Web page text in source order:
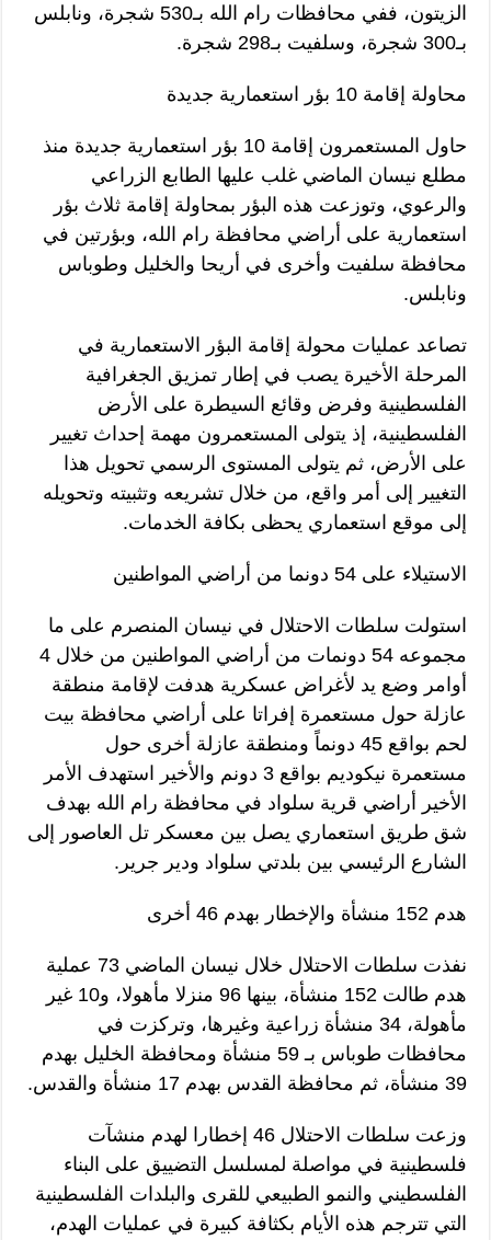
الزيتون، ففي محافظات رام الله بـ530 شجرة، ونابلس
بـ300 شجرة، وسلفيت بـ298 شجرة.
محاولة إقامة 10 بؤر استعمارية جديدة
حاول المستعمرون إقامة 10 بؤر استعمارية جديدة منذ
مطلع نيسان الماضي غلب عليها الطابع الزراعي
والرعوي، وتوزعت هذه البؤر بمحاولة إقامة ثلاث بؤر
استعمارية على أراضي محافظة رام الله، وبؤرتين في
محافظة سلفيت وأخرى في أريحا والخليل وطوباس
ونابلس.
تصاعد عمليات محولة إقامة البؤر الاستعمارية في
المرحلة الأخيرة يصب في إطار تمزيق الجغرافية
الفلسطينية وفرض وقائع السيطرة على الأرض
الفلسطينية، إذ يتولى المستعمرون مهمة إحداث تغيير
على الأرض، ثم يتولى المستوى الرسمي تحويل هذا
التغيير إلى أمر واقع، من خلال تشريعه وتثبيته وتحويله
إلى موقع استعماري يحظى بكافة الخدمات.
الاستيلاء على 54 دونما من أراضي المواطنين
استولت سلطات الاحتلال في نيسان المنصرم على ما
مجموعه 54 دونمات من أراضي المواطنين من خلال 4
أوامر وضع يد لأغراض عسكرية هدفت لإقامة منطقة
عازلة حول مستعمرة إفراتا على أراضي محافظة بيت
لحم بواقع 45 دونماً ومنطقة عازلة أخرى حول
مستعمرة نيكوديم بواقع 3 دونم والأخير استهدف الأمر
الأخير أراضي قرية سلواد في محافظة رام الله بهدف
شق طريق استعماري يصل بين معسكر تل العاصور إلى
الشارع الرئيسي بين بلدتي سلواد ودير جرير.
هدم 152 منشأة والإخطار بهدم 46 أخرى
نفذت سلطات الاحتلال خلال نيسان الماضي 73 عملية
هدم طالت 152 منشأة، بينها 96 منزلا مأهولا، و10 غير
مأهولة، 34 منشأة زراعية وغيرها، وتركزت في
محافظات طوباس بـ 59 منشأة ومحافظة الخليل بهدم
39 منشأة، ثم محافظة القدس بهدم 17 منشأة والقدس.
وزعت سلطات الاحتلال 46 إخطارا لهدم منشآت
فلسطينية في مواصلة لمسلسل التضييق على البناء
الفلسطيني والنمو الطبيعي للقرى والبلدات الفلسطينية
التي تترجم هذه الأيام بكثافة كبيرة في عمليات الهدم،